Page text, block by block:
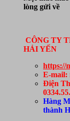
lòng gửi về
CÔNG TY
HẢI YẾN
https://
E-mail:
Điện
Hàng
thành